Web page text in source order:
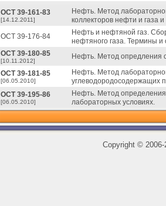
ОСТ 39-161-83
[14.12.2011]
Нефть. Метод
коллекторов нефти и газа
ОСТ 39-176-84
Нефть и нефтяной газ.
нефтяного газа. Термины и
ОСТ 39-180-85
[10.11.2012]
Нефть. Метод опредления
ОСТ 39-181-85
[06.05.2010]
Нефть. Метод
углеводородосодержащих
ОСТ 39-195-86
[06.05.2010]
Нефть. Метод
лабораторных условиях.
Copyright ©